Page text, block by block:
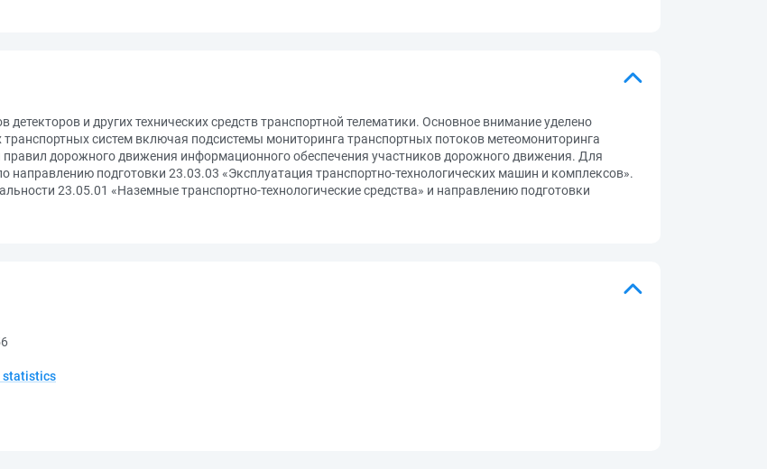
и других технических средств транспортной телематики. Основное внимание уделено
систем включая подсистемы мониторинга транспортных потоков метеомониторинга
дорожного движения информационного обеспечения участников дорожного движения. Для
подготовки 23.03.03 «Эксплуатация транспортно-технологических машин и комплексов».
23.05.01 «Наземные транспортно-технологические средства» и направлению подготовки
statistics